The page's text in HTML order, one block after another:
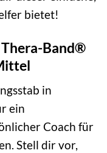
bietet!
Thera-Band®
in
ein
Coach für
Stell dir vor,